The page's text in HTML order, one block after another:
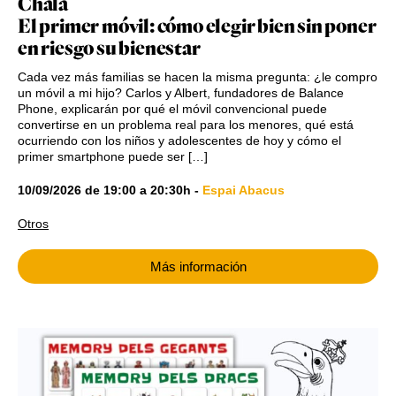
Chala
El primer móvil: cómo elegir bien sin poner
en riesgo su bienestar
Cada vez más familias se hacen la misma pregunta: ¿le compro
un móvil a mi hijo? Carlos y Albert, fundadores de Balance
Phone, explicarán por qué el móvil convencional puede
convertirse en un problema real para los menores, qué está
ocurriendo con los niños y adolescentes de hoy y cómo el
primer smartphone puede ser […]
10/09/2026 de 19:00 a 20:30h - Espai Abacus
Otros
Más información